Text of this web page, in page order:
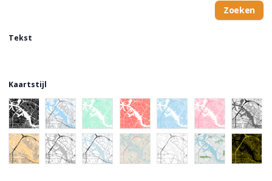
Zoeken
Tekst
Kaartstijl
Choose a color